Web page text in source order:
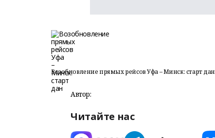
Возобновление прямых рейсов Уфа – Минск: старт дан
Автор:
Читайте нас